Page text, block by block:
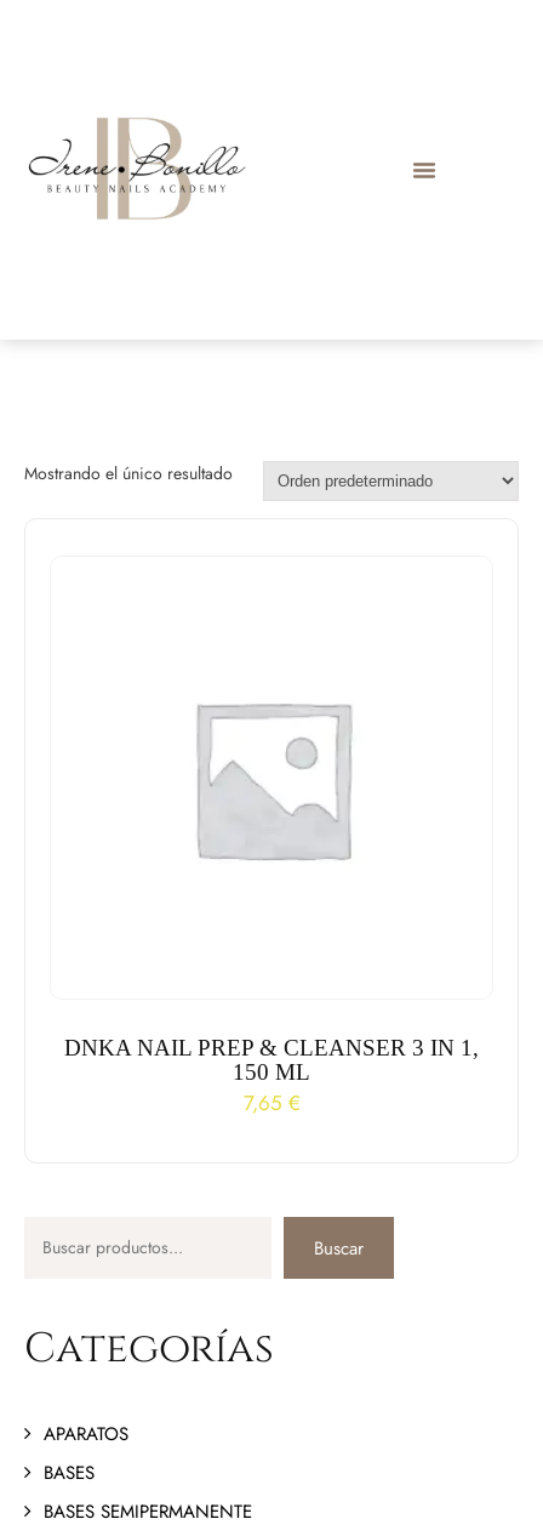
Mostrando el único resultado
DNKA NAIL PREP & CLEANSER 3 IN 1,
150 ML
7,65 €
Buscar
Categorías
APARATOS
BASES
BASES SEMIPERMANENTE